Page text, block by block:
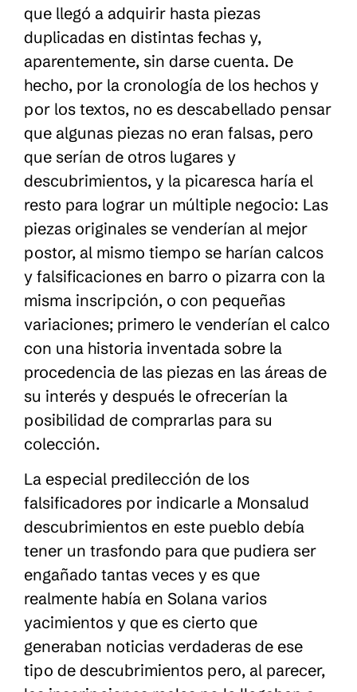
que llegó a adquirir hasta piezas
duplicadas en distintas fechas y,
aparentemente, sin darse cuenta. De
hecho, por la cronología de los hechos y
por los textos, no es descabellado pensar
que algunas piezas no eran falsas, pero
que serían de otros lugares y
descubrimientos, y la picaresca haría el
resto para lograr un múltiple negocio: Las
piezas originales se venderían al mejor
postor, al mismo tiempo se harían calcos
y falsificaciones en barro o pizarra con la
misma inscripción, o con pequeñas
variaciones; primero le venderían el calco
con una historia inventada sobre la
procedencia de las piezas en las áreas de
su interés y después le ofrecerían la
posibilidad de comprarlas para su
colección.
La especial predilección de los
falsificadores por indicarle a Monsalud
descubrimientos en este pueblo debía
tener un trasfondo para que pudiera ser
engañado tantas veces y es que
realmente había en Solana varios
yacimientos y que es cierto que
generaban noticias verdaderas de ese
tipo de descubrimientos pero, al parecer,